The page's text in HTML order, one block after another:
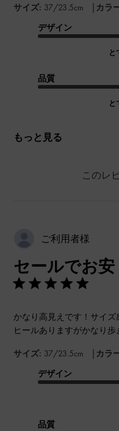
サイズ: 37/23.5cm | カラ
デザイン
と
品質
と
もっと見る
このレ
ご利用者様
セールでお
かなり高見えです！サイズ
ヒールありますがかなり歩
サイズ: 37/23.5cm | カラ
デザイン
品質